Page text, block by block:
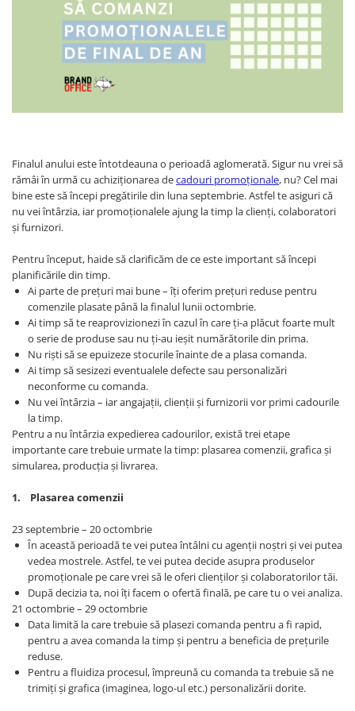
Bibliorafturi, caiete mecanice,
separatoare
Capsatoare, capse si perforatoare
Dosare, folii protectie si mape
Arhivare si depozitare
Instrumente de scris
Pixuri de plastic
Pixuri metalice
Pixuri cu gel
Stilouri
Seturi de scris Premium
Instrumente de scris eco
Creioane mecanice si grafit
Rollere
Finelinere
Textmarkere
Markere diverse
Carioci si creioane colorate
Rezerve instrumente scris
Foarfece pentru birou
Curatenie si igiena
Produse Antibacteriene
Articole pentru baie
Articole pentru bucatarie
Maturi, mopuri si galeti
Hartie igienica, prosoape hartie si
dispensere
Finalul anului este întotdeauna o perioadă aglomerată. Sigur nu vrei să
rămâi în urmă cu achiziționarea decadouri promoționale, nu? Cel mai
bine este să începi pregătirile din luna septembrie. Astfel te asiguri că
nu vei întârzia, iar promoționalele ajung la timp la clienți, colaboratori
și furnizori.
Pentru început, haide să clarificăm de ce este important să începi
planificările din timp.
Ai parte de prețuri mai bune – îți oferim prețuri reduse pentru
comenzile plasate până la finalul lunii octombrie.
Ai timp să te reaprovizionezi în cazul în care ți-a plăcut foarte mult
o serie de produse sau nu ți-au ieșit numărătorile din prima.
Nu riști să se epuizeze stocurile înainte de a plasa comanda.
Ai timp să sesizezi eventualele defecte sau personalizări
neconforme cu comanda.
Nu vei întârzia – iar angajații, clienții și furnizorii vor primi cadourile
la timp.
Pentru a nu întârzia expedierea cadourilor, există trei etape
importante care trebuie urmate la timp: plasarea comenzii, grafica și
simularea, producția și livrarea.
1. Plasarea comenzii
23 septembrie – 20 octombrie
În această perioadă te vei putea întâlni cu agenții noștri și vei putea
vedea mostrele. Astfel, te vei putea decide asupra produselor
promoționale pe care vrei să le oferi clienților și colaboratorilor tăi.
După decizia ta, noi îți facem o ofertă finală, pe care tu o vei analiza.
21 octombrie – 29 octombrie
Data limită la care trebuie să plasezi comanda pentru a fi rapid,
pentru a avea comanda la timp și pentru a beneficia de prețurile
reduse.
Pentru a fluidiza procesul, împreună cu comanda ta trebuie să ne
trimiți și grafica (imaginea, logo-ul etc.) personalizării dorite.